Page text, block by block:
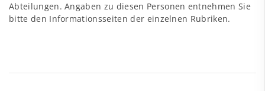
Abteilungen. Angaben zu diesen Personen entnehmen Sie
bitte den Informationsseiten der einzelnen Rubriken.